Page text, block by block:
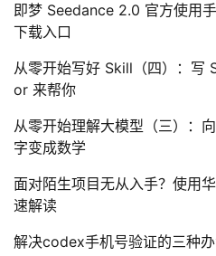
即梦 Seedance 2.0 官方使用
下载入口
从零开始写好 Skill（四）：
or 来帮你
从零开始理解大模型（三）
字变成数学
面对陌生项目无从入手？使用
速解读
解决codex手机号验证的三种办